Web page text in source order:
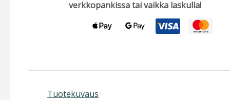
verkkopankissa tai vaikka laskulla!
Tuotekuvaus